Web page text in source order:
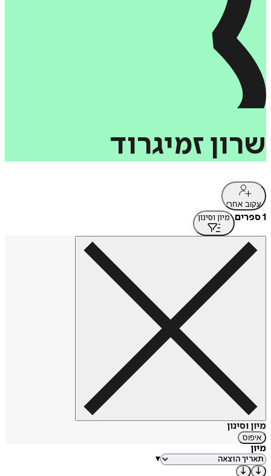
שרון זמיגרוד
עקוב אחרי
1 ספרים מיון וסינון
מיון וסינון
איפוס
מיון
▾